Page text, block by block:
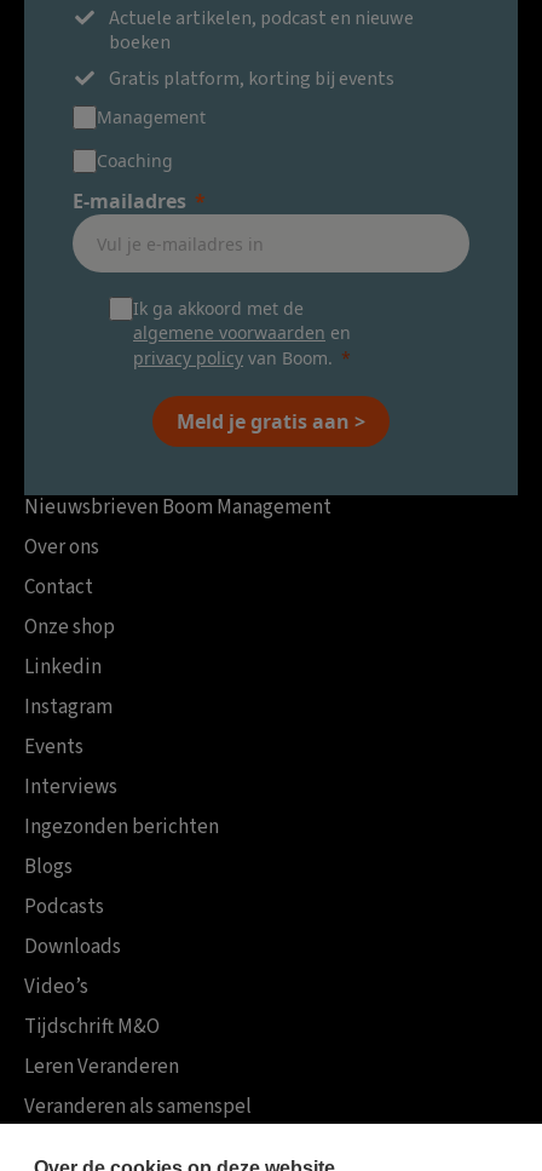
Actuele artikelen, podcast en nieuwe
boeken
Gratis platform, korting bij events
Management
Coaching
E-mailadres
Ik ga akkoord met de
algemene voorwaarden en
privacy policy van Boom.
Meld je gratis aan >
Nieuwsbrieven Boom Management
Over ons
Contact
Onze shop
Linkedin
Instagram
Events
Interviews
Ingezonden berichten
Blogs
Podcasts
Downloads
Video’s
Tijdschrift M&O
Leren Veranderen
Veranderen als samenspel